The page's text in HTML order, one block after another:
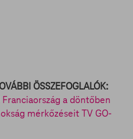
ÖSSZEFOGLALÓK:
a döntőben
mérkőzéseit TV GO-